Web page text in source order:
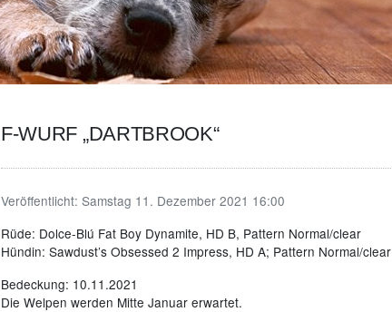
F-WURF „DARTBROOK“
Veröffentlicht: Samstag 11. Dezember 2021 16:00
Rüde: Dolce-Blú Fat Boy Dynamite, HD B, Pattern Normal/clear
Hündin: Sawdust’s Obsessed 2 Impress, HD A; Pattern Normal/clear
Bedeckung: 10.11.2021
Die Welpen werden Mitte Januar erwartet.